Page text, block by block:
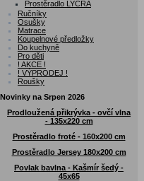
Prostěradlo LYCRA
Ručníky
Osušky
Matrace
Koupelnové předložky
Do kuchyně
Pro děti
! AKCE !
! VÝPRODEJ !
Roušky
Novinky na Srpen 2026
Prodloužená přikrývka - ovčí vlna
- 135x220 cm
Prostěradlo froté - 160x200 cm
Prostěradlo Jersey 180x200 cm
Povlak bavlna - Kašmír šedý -
45x65